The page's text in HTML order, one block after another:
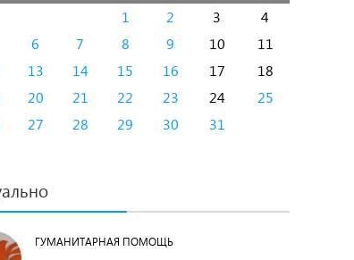
1 2 3
4
6 7 8 9 10
11
13 14 15 16 17
18
20 21 22 23 24
25
27 28 29 30 31
ГУМАНИТАРНАЯ ПОМОЩЬ